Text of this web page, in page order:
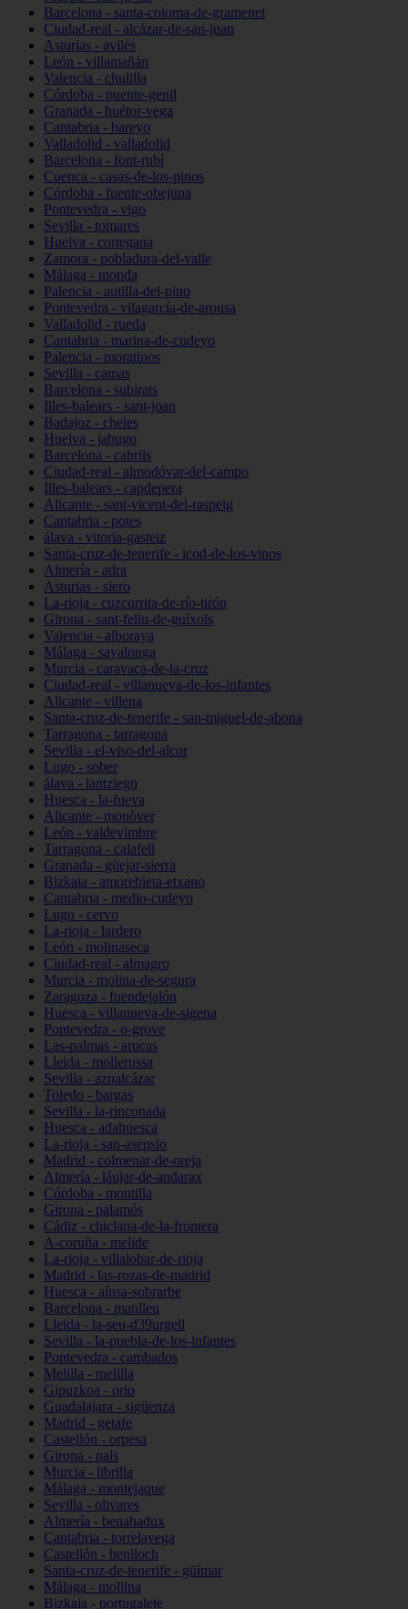
Barcelona - santa-coloma-de-gramenet
Ciudad-real - alcázar-de-san-juan
Asturias - avilés
León - villamañán
Valencia - chulilla
Córdoba - puente-genil
Granada - huétor-vega
Cantabria - bareyo
Valladolid - valladolid
Barcelona - font-rubí
Cuenca - casas-de-los-pinos
Córdoba - fuente-obejuna
Pontevedra - vigo
Sevilla - tomares
Huelva - cortegana
Zamora - pobladura-del-valle
Málaga - monda
Palencia - autilla-del-pino
Pontevedra - vilagarcía-de-arousa
Valladolid - rueda
Cantabria - marina-de-cudeyo
Palencia - moratinos
Sevilla - camas
Barcelona - subirats
Illes-balears - sant-joan
Badajoz - cheles
Huelva - jabugo
Barcelona - cabrils
Ciudad-real - almodóvar-del-campo
Illes-balears - capdepera
Alicante - sant-vicent-del-raspeig
Cantabria - potes
álava - vitoria-gasteiz
Santa-cruz-de-tenerife - icod-de-los-vinos
Almería - adra
Asturias - siero
La-rioja - cuzcurrita-de-río-tirón
Girona - sant-feliu-de-guíxols
Valencia - alboraya
Málaga - sayalonga
Murcia - caravaca-de-la-cruz
Ciudad-real - villanueva-de-los-infantes
Alicante - villena
Santa-cruz-de-tenerife - san-miguel-de-abona
Tarragona - tarragona
Sevilla - el-viso-del-alcor
Lugo - sober
álava - lantziego
Huesca - la-fueva
Alicante - monòver
León - valdevimbre
Tarragona - calafell
Granada - güejar-sierra
Bizkaia - amorebieta-etxano
Cantabria - medio-cudeyo
Lugo - cervo
La-rioja - lardero
León - molinaseca
Ciudad-real - almagro
Murcia - molina-de-segura
Zaragoza - fuendejalón
Huesca - villanueva-de-sigena
Pontevedra - o-grove
Las-palmas - arucas
Lleida - mollerussa
Sevilla - aznalcázar
Toledo - bargas
Sevilla - la-rinconada
Huesca - adahuesca
La-rioja - san-asensio
Madrid - colmenar-de-oreja
Almería - láujar-de-andarax
Córdoba - montilla
Girona - palamós
Cádiz - chiclana-de-la-frontera
A-coruña - melide
La-rioja - villalobar-de-rioja
Madrid - las-rozas-de-madrid
Huesca - aínsa-sobrarbe
Barcelona - manlleu
Lleida - la-seu-d39urgell
Sevilla - la-puebla-de-los-infantes
Pontevedra - cambados
Melilla - melilla
Gipuzkoa - orio
Guadalajara - sigüenza
Madrid - getafe
Castellón - orpesa
Girona - pals
Murcia - librilla
Málaga - montejaque
Sevilla - olivares
Almería - benahadux
Cantabria - torrelavega
Castellón - benlloch
Santa-cruz-de-tenerife - güímar
Málaga - mollina
Bizkaia - portugalete